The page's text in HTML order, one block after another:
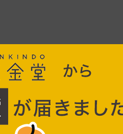
ョップ錬金堂。お気軽にご相談
出張査定に伺います。まずは一